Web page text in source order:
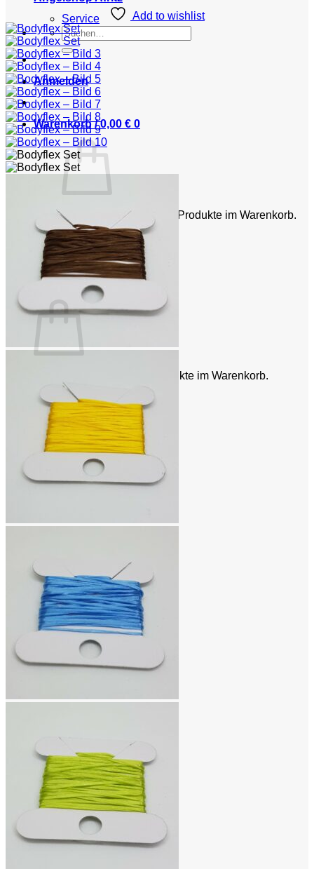
Service
Suchen
nach:
Anmelden
Warenkorb /0,00 € 0
Es befinden sich keine Produkte im Warenkorb.
Zurück zum Shop
Warenkorb
Es befinden sich keine Produkte im Warenkorb.
Zurück zum Shop
Add to wishlist